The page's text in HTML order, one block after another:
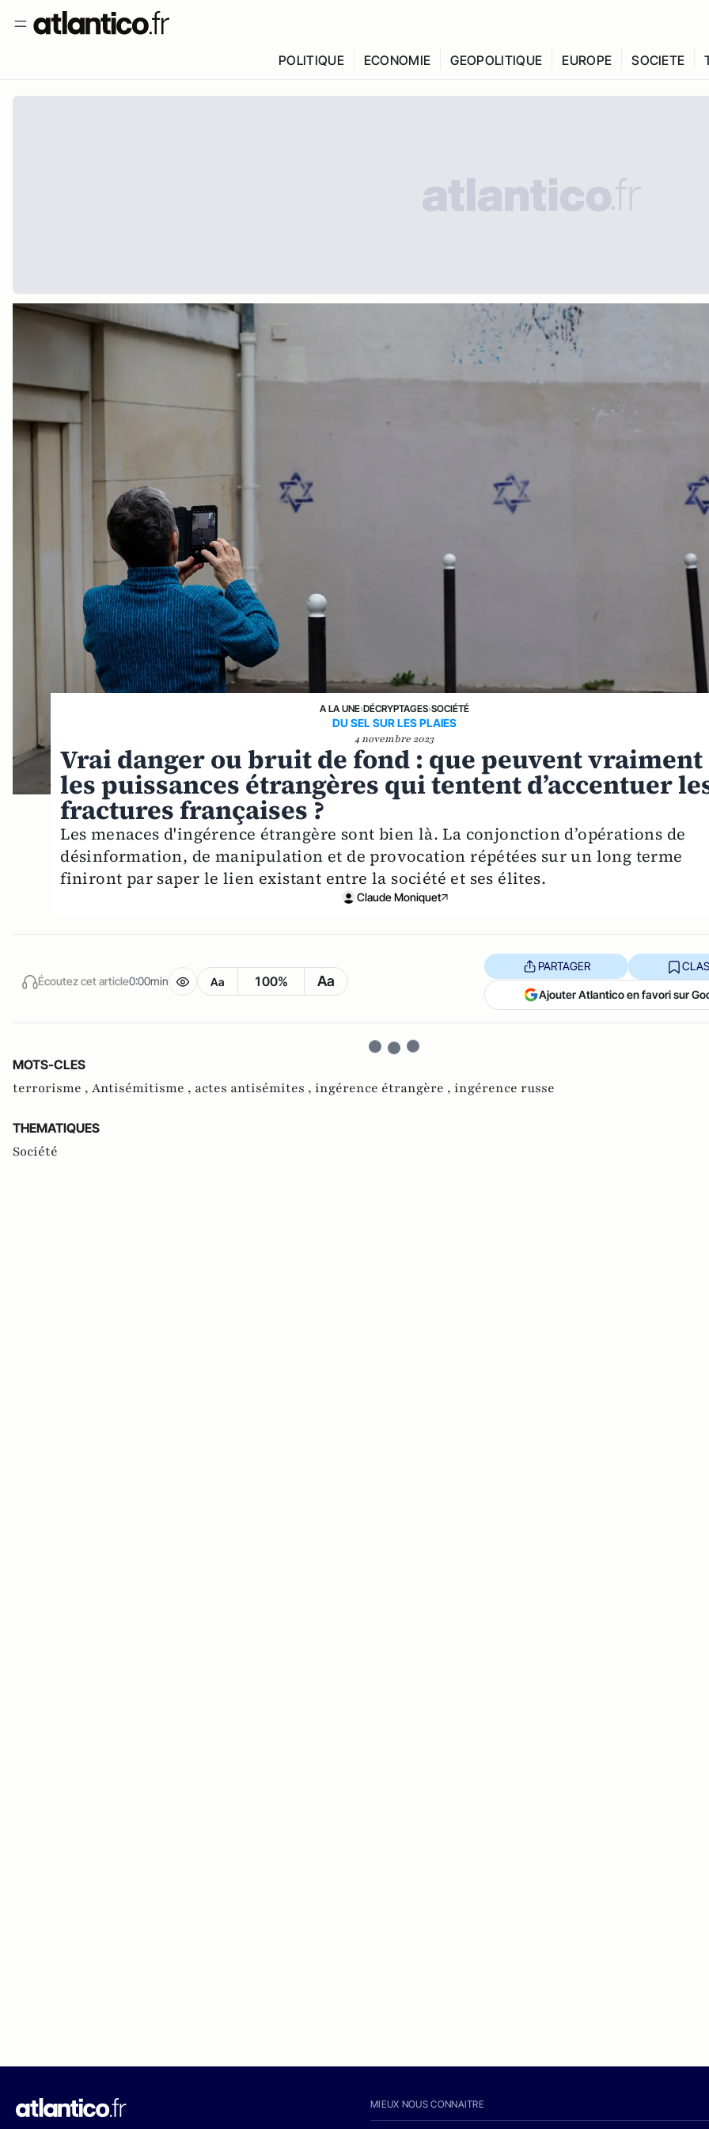
POLITIQUE ECONOMIE GEOPOLITIQUE EUROPE SOCIETE
A LA UNE›DÉCRYPTAGES›SOCIÉTÉ
DU SEL SUR LES PLAIES
4 novembre 2023
Vrai danger ou bruit de fond : que peuvent vraiment
les puissances étrangères qui tentent d’accentuer
fractures françaises ?
Les menaces d'ingérence étrangère sont bien là. La conjonction d’opérations de
désinformation, de manipulation et de provocation répétées sur un long terme
finiront par saper le lien existant entre la société et ses élites.
Claude Moniquet
Écoutez cet article0:00min Aa 100% Aa
PARTAGER
Ajouter Atlantico en favori sur
MOTS-CLES
terrorisme , Antisémitisme , actes antisémites , ingérence étrangère , ingérence russe
THEMATIQUES
Société
MIEUX NOUS CONNAITRE